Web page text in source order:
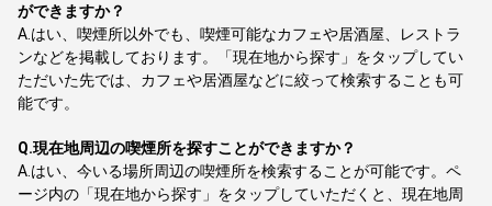
ができますか？
A. はい、喫煙所以外でも、喫煙可能なカフェや居酒屋、レストラ
ンなどを掲載しております。「現在地から探す」をタップしてい
ただいた先では、カフェや居酒屋などに絞って検索することも可
能です。
Q.現在地周辺の喫煙所を探すことができますか？
A. はい、今いる場所周辺の喫煙所を検索することが可能です。ペ
ージ内の「現在地から探す」をタップしていただくと、現在地周